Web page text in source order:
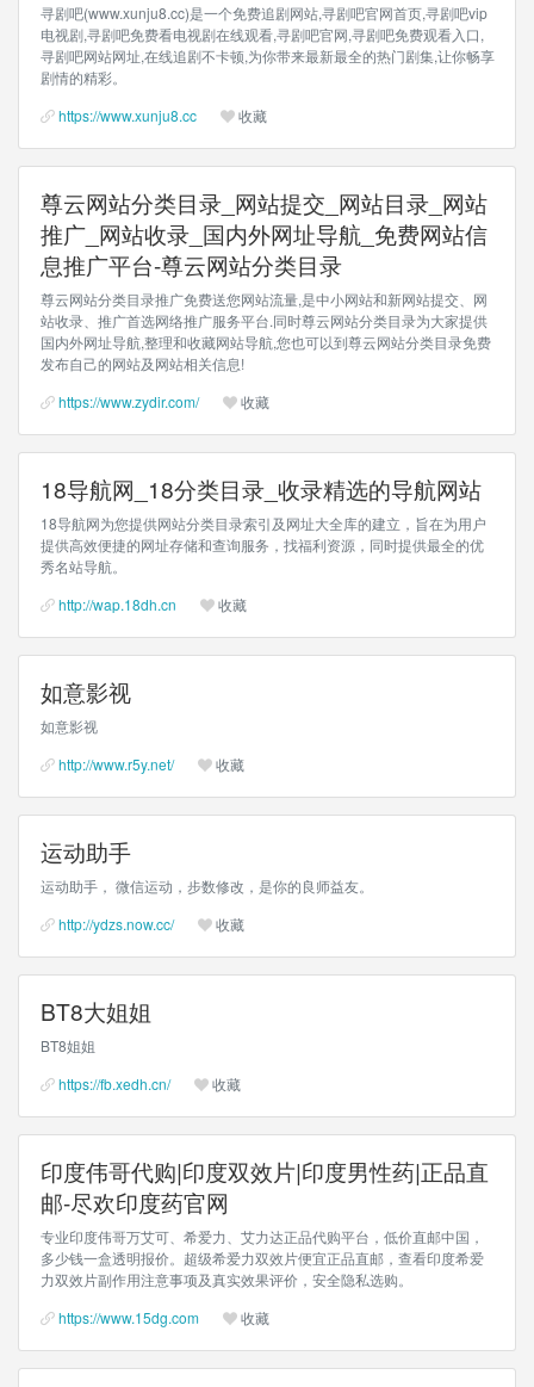
寻剧吧(www.xunju8.cc)是一个免费追剧网站,寻剧吧官网首页,寻剧吧vip
电视剧,寻剧吧免费看电视剧在线观看,寻剧吧官网,寻剧吧免费观看入口,
寻剧吧网站网址,在线追剧不卡顿,为你带来最新最全的热门剧集,让你畅享
剧情的精彩。
https://www.xunju8.cc
收藏
尊云网站分类目录_网站提交_网站目录_网站
推广_网站收录_国内外网址导航_免费网站信
息推广平台-尊云网站分类目录
尊云网站分类目录推广免费送您网站流量,是中小网站和新网站提交、网
站收录、推广首选网络推广服务平台.同时尊云网站分类目录为大家提供
国内外网址导航,整理和收藏网站导航,您也可以到尊云网站分类目录免费
发布自己的网站及网站相关信息!
https://www.zydir.com/
收藏
18导航网_18分类目录_收录精选的导航网站
18导航网为您提供网站分类目录索引及网址大全库的建立，旨在为用户
提供高效便捷的网址存储和查询服务，找福利资源，同时提供最全的优
秀名站导航。
http://wap.18dh.cn
收藏
如意影视
如意影视
http://www.r5y.net/
收藏
运动助手
运动助手， 微信运动，步数修改，是你的良师益友。
http://ydzs.now.cc/
收藏
BT8大姐姐
BT8姐姐
https://fb.xedh.cn/
收藏
印度伟哥代购|印度双效片|印度男性药|正品直
邮-尽欢印度药官网
专业印度伟哥万艾可、希爱力、艾力达正品代购平台，低价直邮中国，
多少钱一盒透明报价。超级希爱力双效片便宜正品直邮，查看印度希爱
力双效片副作用注意事项及真实效果评价，安全隐私选购。
https://www.15dg.com
收藏